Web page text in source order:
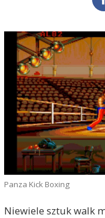
Panza Kick Boxing
Niewiele sztuk walk